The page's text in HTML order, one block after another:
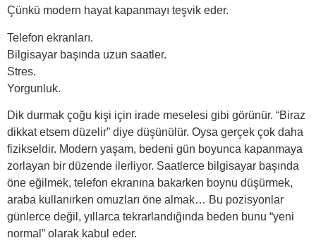
Çünkü modern hayat kapanmayı teşvik eder.
Telefon ekranları.
Bilgisayar başında uzun saatler.
Stres.
Yorgunluk.
Dik durmak çoğu kişi için irade meselesi gibi görünür. “Biraz
dikkat etsem düzelir” diye düşünülür. Oysa gerçek çok daha
fizikseldir. Modern yaşam, bedeni gün boyunca kapanmaya
zorlayan bir düzende ilerliyor. Saatlerce bilgisayar başında
öne eğilmek, telefon ekranına bakarken boynu düşürmek,
araba kullanırken omuzları öne almak… Bu pozisyonlar
günlerce değil, yıllarca tekrarlandığında beden bunu “yeni
normal” olarak kabul eder.